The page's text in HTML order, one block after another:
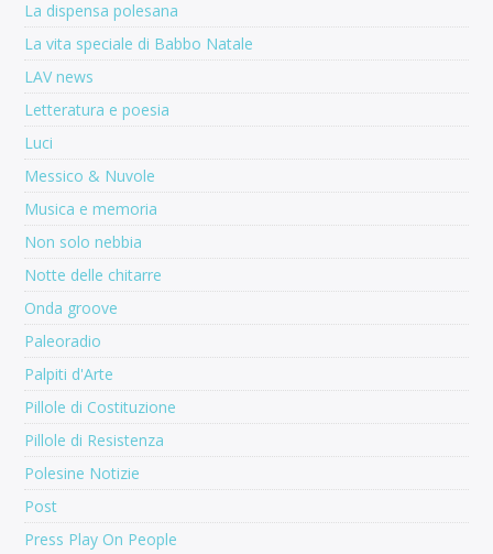
La dispensa polesana
La vita speciale di Babbo Natale
LAV news
Letteratura e poesia
Luci
Messico & Nuvole
Musica e memoria
Non solo nebbia
Notte delle chitarre
Onda groove
Paleoradio
Palpiti d'Arte
Pillole di Costituzione
Pillole di Resistenza
Polesine Notizie
Post
Press Play On People